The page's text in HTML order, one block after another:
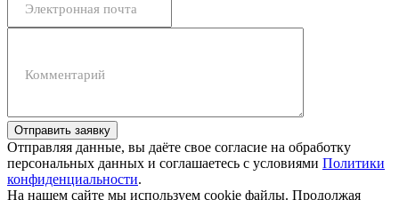
Электронная почта
Комментарий
Отправить заявку
Отправляя данные, вы даёте свое согласие на обработку
персональных данных и соглашаетесь с условиями Политики
конфиденциальности.
На нашем сайте мы используем cookie файлы. Продолжая